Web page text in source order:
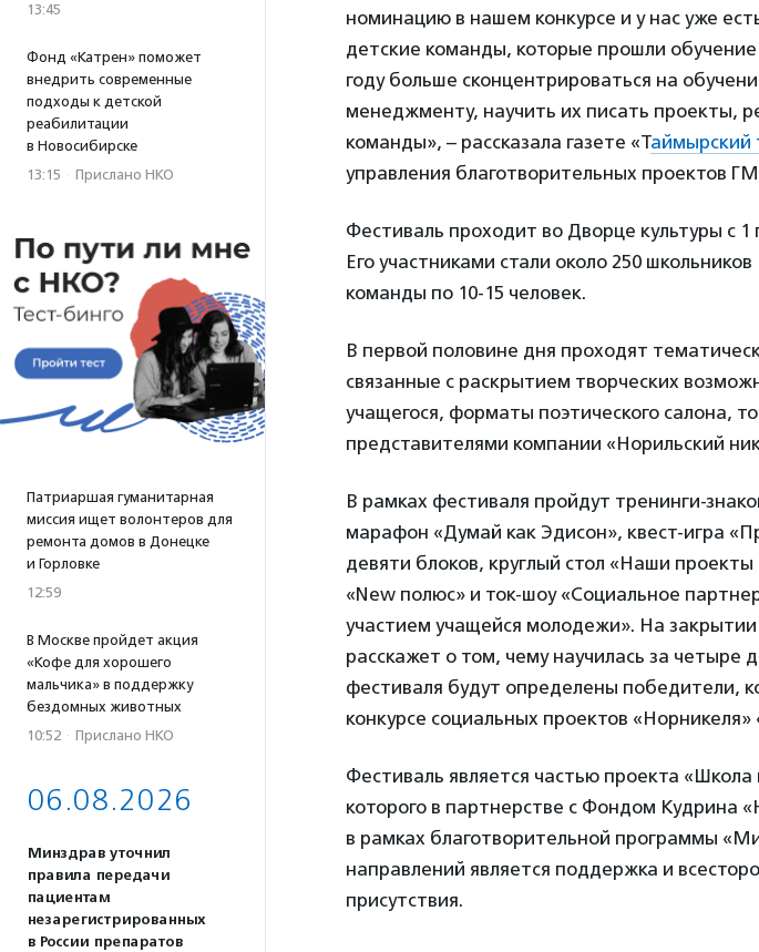
13:45
Фонд «Катрен» поможет
внедрить современные
подходы к детской
реабилитации
в Новосибирске
13:15 · Прислано НКО
Патриаршая гуманитарная
миссия ищет волонтеров для
ремонта домов в Донецке
и Горловке
12:59
В Москве пройдет акция
«Кофе для хорошего
мальчика» в поддержку
бездомных животных
10:52 · Прислано НКО
06.08.2026
Минздрав уточнил
правила передачи
пациентам
незарегистрированных
в России препаратов
номинацию в нашем конкурсе и у нас уже
детские команды, которые прошли
году больше сконцентрироваться на
менеджменту, научить их писать проекты,
команды», – рассказала газете «Таймырский
управления благотворительных проектов
Фестиваль проходит во Дворце культуры с 1
Его участниками стали около 250
команды по 10-15 человек.
В первой половине дня проходят
связанные с раскрытием творческих
учащегося, форматы поэтического салона,
представителями компании «Норильский
В рамках фестиваля пройдут тренинги-
марафон «Думай как Эдисон», квест-игра
девяти блоков, круглый стол «Наши
«New полюс» и ток-шоу «Социальное
участием учащейся молодежи». На
расскажет о том, чему научилась за четыре
фестиваля будут определены победители,
конкурсе социальных проектов
Фестиваль является частью проекта
которого в партнерстве с Фондом Кудрина
в рамках благотворительной программы
направлений является поддержка и
присутствия.